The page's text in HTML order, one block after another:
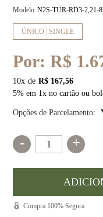
Modelo N2S-TUR-RD3-2,21-
ÚNICO | SINGLE
Por:R$
10x
R$ 167,56
5% em 1x no cartão ou
Opções de Parcelamento:
- +
Compra 100% Segura